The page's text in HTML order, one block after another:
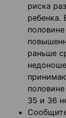
риска
ребенка.
раньше
35 и 36